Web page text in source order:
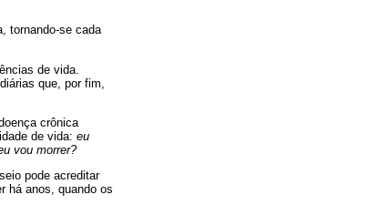
tornando-se cada
de vida.
que, por fim,
crônica
de vida: eu
vou morrer?
pode acreditar
há anos, quando os